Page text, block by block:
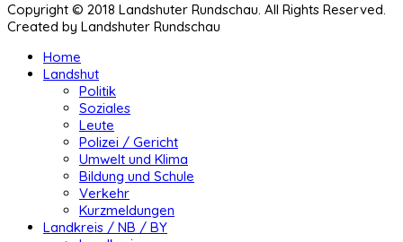
Copyright © 2018 Landshuter Rundschau. All Rights Reserved.
Created by Landshuter Rundschau
Home
Landshut
Politik
Soziales
Leute
Polizei / Gericht
Umwelt und Klima
Bildung und Schule
Verkehr
Kurzmeldungen
Landkreis / NB / BY